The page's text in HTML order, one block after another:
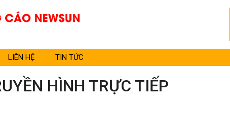
LIÊN HỆ TIN TỨC
HÌNH TRỰC TIẾP